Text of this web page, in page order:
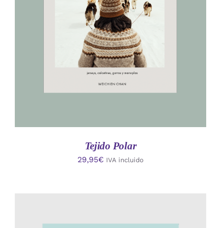
AÑADIR AL CARRITO
/
Tejido Polar
29,95€ IVA incluido